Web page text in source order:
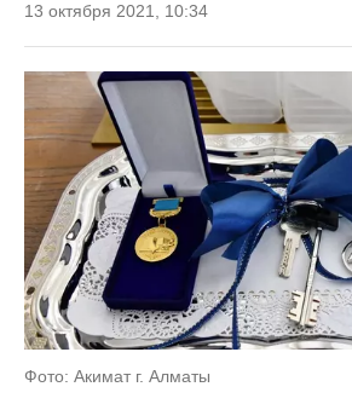
13 октября 2021, 10:34
Фото: Акимат г. Алматы